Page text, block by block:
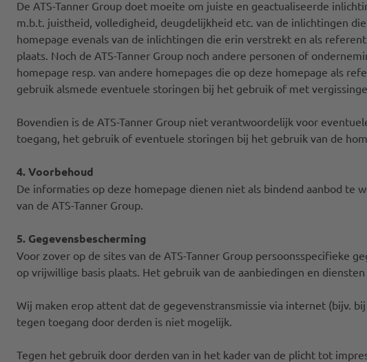
De ATS-Tanner Group doet moeite om juiste en geactualiseerde
m.b.t. juistheid, volledigheid, deugdelijkheid etc. van de inlichtingen
homepage evenals van de inlichtingen die erin verstrekt en als
plaats. Noch de ATS-Tanner Group noch andere personen of
homepage resp. van andere homepages die op deze homepage als
gebruik alsmede eventuele storingen bij het gebruik of met
Bovendien is de ATS-Tanner Group niet verantwoordelijk voor
toegang, het gebruik of eventuele storingen bij het gebruik van de
4. Voorbehoud
De informaties op deze homepage dienen niet als bindend aanbod te
van de ATS-Tanner Group.
5. Gegevensbescherming
Voor zover op de sites van de ATS-Tanner Group persoonsspecifieke
op vrijwillige basis plaats. Het gebruik van de aanbiedingen en
Wij maken erop attent dat de gegevenstransmissie via internet (bijv.
tegen toegang door derden is niet mogelijk.
Tegen het gebruik door derden van in het kader van de plicht tot